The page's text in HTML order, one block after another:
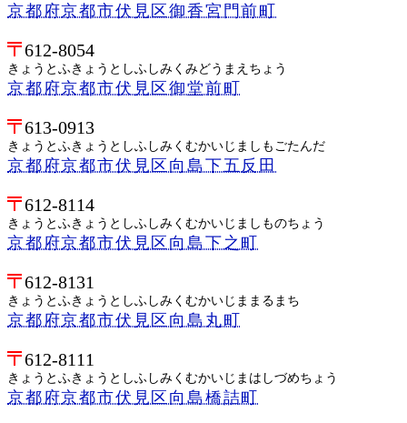
京都府京都市伏見区御香宮門前町
612-8054
きょうとふきょうとしふしみくみどうまえちょう
京都府京都市伏見区御堂前町
613-0913
きょうとふきょうとしふしみくむかいじましもごたんだ
京都府京都市伏見区向島下五反田
612-8114
きょうとふきょうとしふしみくむかいじましものちょう
京都府京都市伏見区向島下之町
612-8131
きょうとふきょうとしふしみくむかいじままるまち
京都府京都市伏見区向島丸町
612-8111
きょうとふきょうとしふしみくむかいじまはしづめちょう
京都府京都市伏見区向島橋詰町